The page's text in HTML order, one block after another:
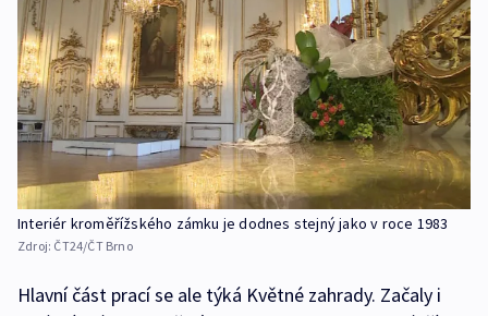
Interiér kroměřížského zámku je dodnes stejný jako v roce 1983
Zdroj: ČT24/ČT Brno
Hlavní část prací se ale týká Květné zahrady. Začaly i